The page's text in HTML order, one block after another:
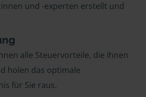
und -experten erstellt und
alle Steuervorteile, die Ihnen
holen das optimale
für Sie raus.